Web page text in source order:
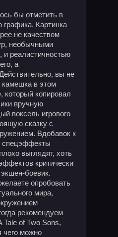
бы отметить в
графика. Картинка
не качеством
необычными
и реалистичностью
а
вы не
камешка в этом
который копировал
вручную
воксель игрового
сказку с
Вдобавок к
спецэффекты
выглядят, хоть
критически
боевик.
опробовать
мира,
рекомендуем
Tale of Two Sons,
чего можно